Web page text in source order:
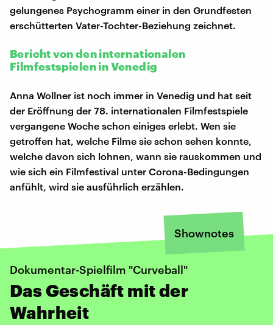
gelungenes Psychogramm einer in den Grundfesten
erschütterten Vater-Tochter-Beziehung zeichnet.
Bericht von den internationalen
Filmfestspielen in Venedig
Anna Wollner ist noch immer in Venedig und hat seit
der Eröffnung der 78. internationalen Filmfestspiele
vergangene Woche schon einiges erlebt. Wen sie
getroffen hat, welche Filme sie schon sehen konnte,
welche davon sich lohnen, wann sie rauskommen und
wie sich ein Filmfestival unter Corona-Bedingungen
anfühlt, wird sie ausführlich erzählen.
Shownotes
Dokumentar-Spielfilm "Curveball"
Das Geschäft mit der
Wahrheit